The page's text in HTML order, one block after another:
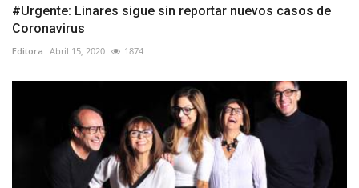
#Urgente: Linares sigue sin reportar nuevos casos de
Coronavirus
Editora Abril 15, 2020 1874